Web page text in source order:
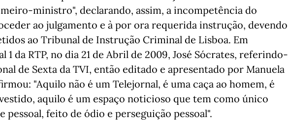
ministro", declarando, assim, a incompetência do
ao julgamento e à por ora requerida instrução, devendo
ao Tribunal de Instrução Criminal de Lisboa. Em
1 da RTP, no dia 21 de Abril de 2009, José Sócrates, referindo-
de Sexta da TVI, então editado e apresentado por Manuela
"Aquilo não é um Telejornal, é uma caça ao homem, é
aquilo é um espaço noticioso que tem como único
pessoal, feito de ódio e perseguição pessoal".